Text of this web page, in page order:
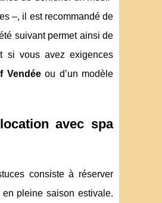
–, il est recommandé de
suivant permet ainsi de
si vous avez exigences
Vendéeou d’un modèle
avec spa
consiste à réserver
pleine saison estivale.